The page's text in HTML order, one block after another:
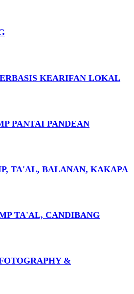
KEARIFAN LOKAL
PANTAI PANDEAN
TA'AL, BALANAN, KAKAPA
TA'AL, CANDIBANG
&